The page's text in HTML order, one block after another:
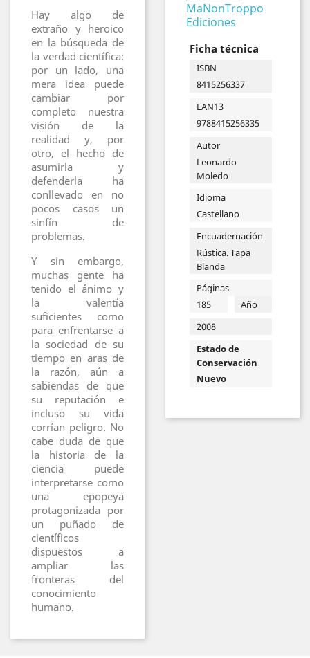
Hay algo de
extraño y heroico
en la búsqueda de
la verdad científica:
por un lado, una
mera idea puede
cambiar por
completo nuestra
visión de la
realidad y, por
otro, el hecho de
asumirla y
defenderla ha
conllevado en no
pocos casos un
sinfín de
problemas.
Y sin embargo,
muchas gente ha
tenido el ánimo y
la valentía
suficientes como
para enfrentarse a
la sociedad de su
tiempo en aras de
la razón, aún a
sabiendas de que
su reputación e
incluso su vida
corrían peligro. No
cabe duda de que
la historia de la
ciencia puede
interpretarse como
una epopeya
protagonizada por
un puñado de
científicos
dispuestos a
ampliar las
fronteras del
conocimiento
humano.
MaNonTroppo
Ediciones
Ficha técnica
ISBN
8415256337
EAN13
9788415256335
Autor
Leonardo
Moledo
Idioma
Castellano
Encuadernación
Rústica. Tapa
Blanda
Páginas
185
Año
2008
Estado de
Conservación
Nuevo